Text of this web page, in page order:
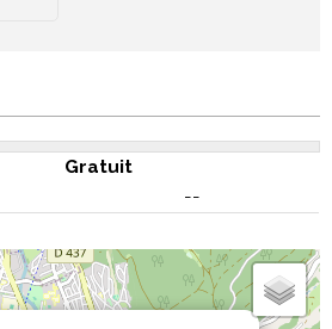
Gratuit
--